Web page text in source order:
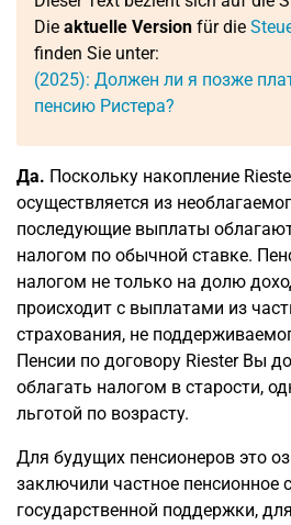
Die aktuelle Version für die
finden Sie unter:
(2025): Должен ли я позже
пенсию Ристера?
Да. Поскольку накопление
осуществляется из
последующие выплаты
налогом по обычной ставке.
налогом не только на долю
происходит с выплатами из
страхования, не
Пенсии по договору Riester Вы
облагать налогом в старости,
льготой по возрасту.
Для будущих пенсионеров это
заключили частное пенсионное
государственной поддержки,